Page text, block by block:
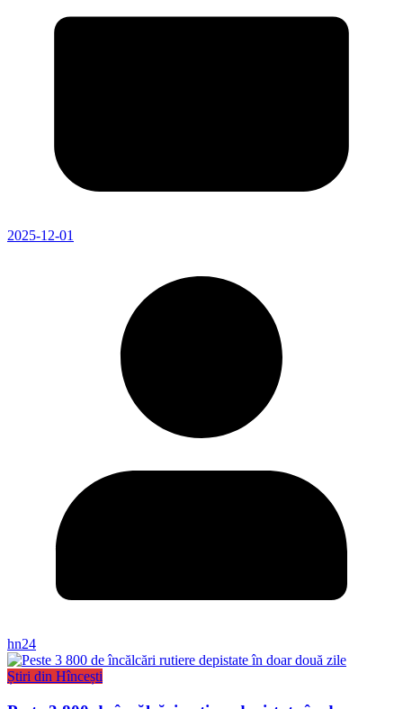
2025-12-01
hn24
Știri din Hîncești